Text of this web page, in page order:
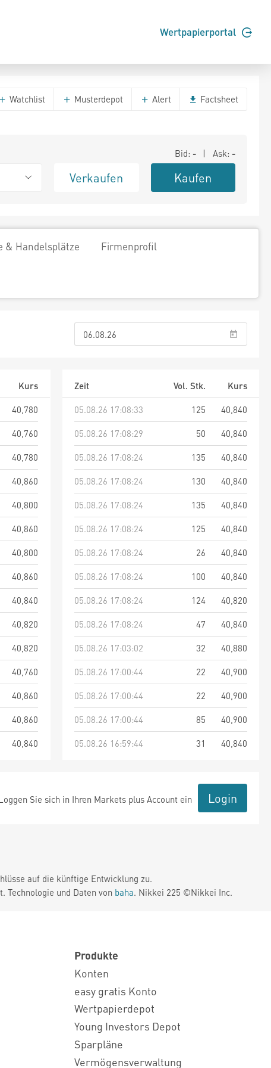
Wertpapierportal
Watchlist Musterdepot Alert Factsheet
Bid: - | Ask: -
Verkaufen Kaufen
& Handelsplätze Firmenprofil
Kurs
40,780
40,760
40,780
40,860
40,800
40,860
40,800
40,860
40,840
40,820
40,820
40,760
40,860
40,860
40,840
Zeit Vol. Stk.
Kurs
05.08.26 17:08:33
125
40,840
05.08.26 17:08:29
50
40,840
05.08.26 17:08:24
135
40,840
05.08.26 17:08:24
130
40,840
05.08.26 17:08:24
135
40,840
05.08.26 17:08:24
125
40,840
05.08.26 17:08:24
26
40,840
05.08.26 17:08:24
100
40,840
05.08.26 17:08:24
124
40,820
05.08.26 17:08:24
47
40,840
05.08.26 17:03:02
32
40,880
05.08.26 17:00:44
22
40,900
05.08.26 17:00:44
22
40,900
05.08.26 17:00:44
85
40,900
05.08.26 16:59:44
31 40,840
Sie sich in Ihren Markets plus Account ein Login
auf die künftige Entwicklung zu.
Technologie und Daten von baha. Nikkei 225 ©Nikkei Inc.
Produkte
Konten
easy gratis Konto
Wertpapierdepot
Young Investors Depot
Sparpläne
Vermögensverwaltung